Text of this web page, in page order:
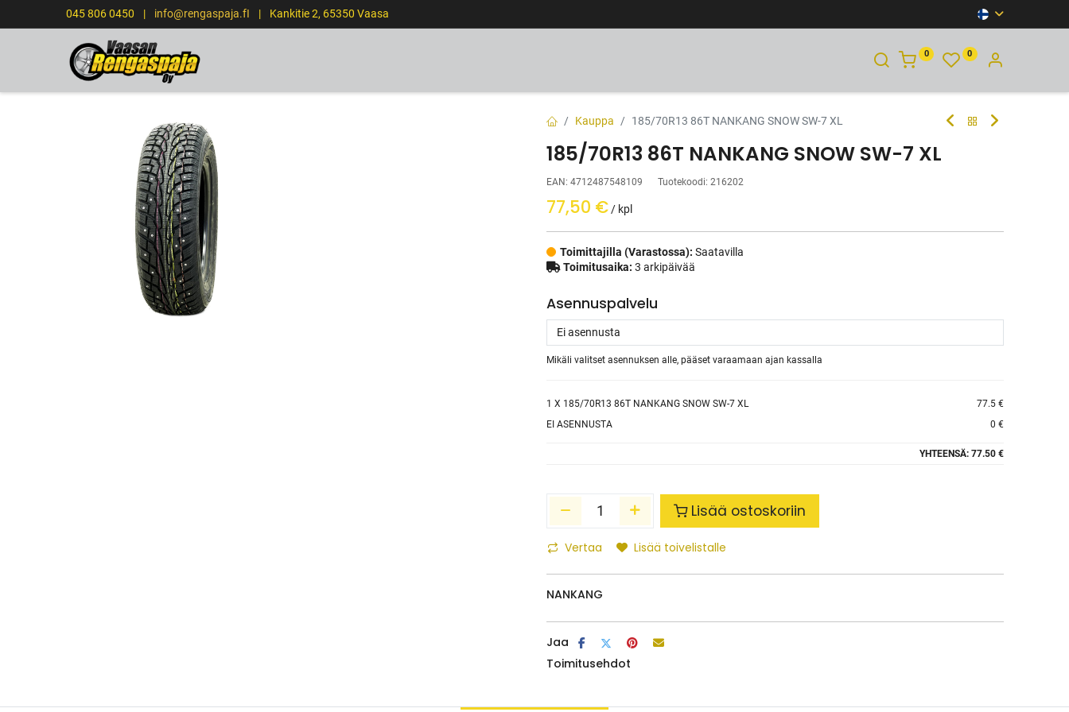
045 806 0450 | info@rengaspaja.fI | Kankitie 2, 65350 Vaasa
0 0
Kauppa 185/70R13 86T NANKANG SNOW SW-7 XL
185/70R13 86T NANKANG SNOW SW-7 XL
EAN: 4712487548109 Tuotekoodi: 216202
77,50 € / kpl
Toimittajilla (Varastossa): Saatavilla
Toimitusaika: 3 arkipäivää
Asennuspalvelu
Mikäli valitset asennuksen alle, pääset varaamaan ajan kassalla
1 X 185/70R13 86T NANKANG SNOW SW-7 XL
77.5 €
EI ASENNUSTA
0 €
YHTEENSÄ: 77.50 €
Lisää ostoskoriin
Vertaa Lisää toivelistalle
NANKANG
Jaa
Toimitusehdot